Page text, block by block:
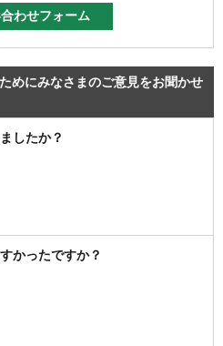
めにみなさまのご意見をお聞かせ
したか？
かったですか？